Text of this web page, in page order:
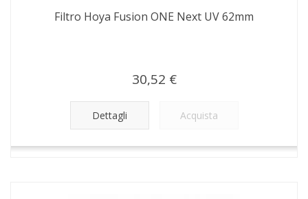
Filtro Hoya Fusion ONE Next UV 62mm
30,52 €
Dettagli Acquista